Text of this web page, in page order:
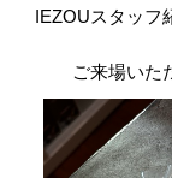
IEZOUスタッ
ご来場いた